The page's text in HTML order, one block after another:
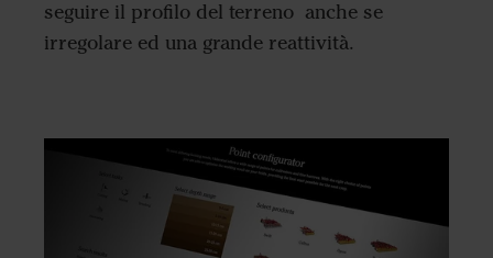
seguire il profilo del terreno anche se
irregolare ed una grande reattività.